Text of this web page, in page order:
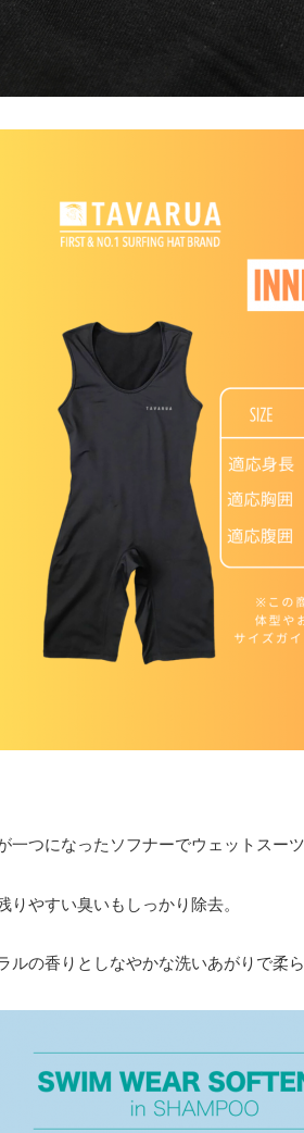
一つになったソフナーでウェットスー
やすい臭いもしっかり除去。
ルの香りとしなやかな洗いあがりで柔